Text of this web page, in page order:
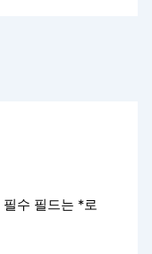
필수 필드는 *로